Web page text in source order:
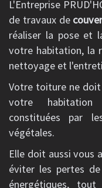
L'Entreprise
de travaux de
réaliser la pose et
votre habitation, la
nettoyage et
Votre toiture ne
votre habitation
constituées par
végétales.
Elle doit aussi vous
éviter les pertes
énergétiques,